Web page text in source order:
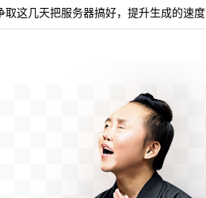
这几天把服务器搞好，提升生成的速度